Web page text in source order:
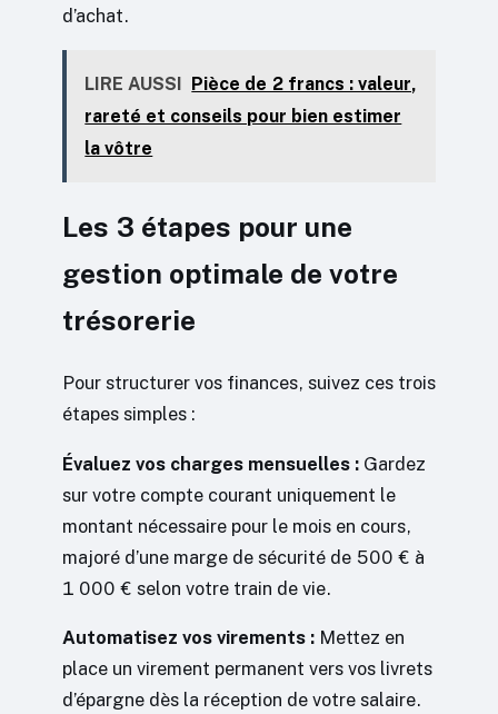
d’achat.
LIRE AUSSI Pièce de 2 francs : valeur,
rareté et conseils pour bien estimer
la vôtre
Les 3 étapes pour une
gestion optimale de votre
trésorerie
Pour structurer vos finances, suivez ces trois
étapes simples :
Évaluez vos charges mensuelles : Gardez
sur votre compte courant uniquement le
montant nécessaire pour le mois en cours,
majoré d’une marge de sécurité de 500 € à
1 000 € selon votre train de vie.
Automatisez vos virements : Mettez en
place un virement permanent vers vos livrets
d’épargne dès la réception de votre salaire.